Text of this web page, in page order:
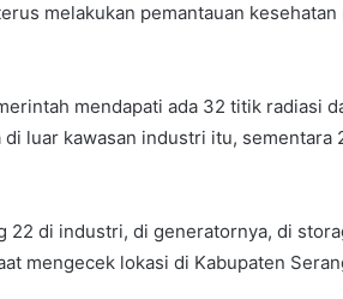
melakukan pemantauan kesehatan
mendapati ada 32 titik radiasi
luar kawasan industri itu, sementara
22 di industri, di generatornya, di
mengecek lokasi di Kabupaten